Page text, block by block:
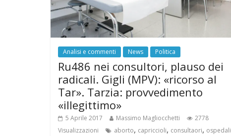
Analisi e commenti News Politica
Ru486 nei consultori, plauso dei
radicali. Gigli (MPV): «ricorso al
Tar». Tarzia: provvedimento
«illegittimo»
5 Aprile 2017 Massimo Magliocchetti
2778
Visualizzazioni
aborto, capriccioli, consultaori, ospedali